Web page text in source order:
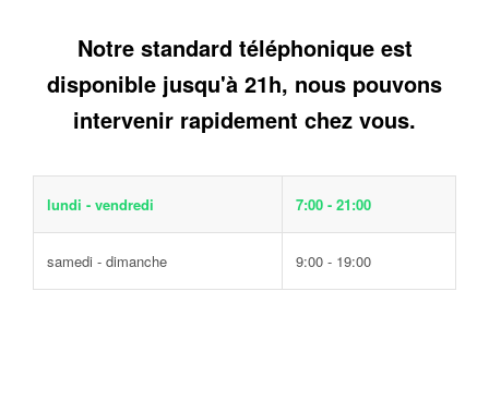
Notre standard téléphonique est
disponible jusqu'à 21h, nous pouvons
intervenir rapidement chez vous.
lundi - vendredi 7:00 - 21:00
samedi - dimanche 9:00 - 19:00